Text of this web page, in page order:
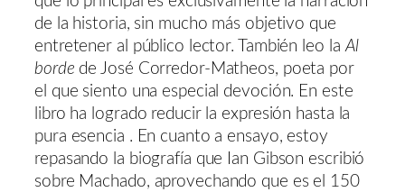
de la historia, sin mucho más objetivo que
entretener al público lector. También leo laAl
borde de José Corredor-Matheos, poeta por
el que siento una especial devoción. En este
libro ha logrado reducir la expresión hasta la
pura esencia . En cuanto a ensayo, estoy
repasando la biografía que Ian Gibson escribió
sobre Machado, aprovechando que es el 150